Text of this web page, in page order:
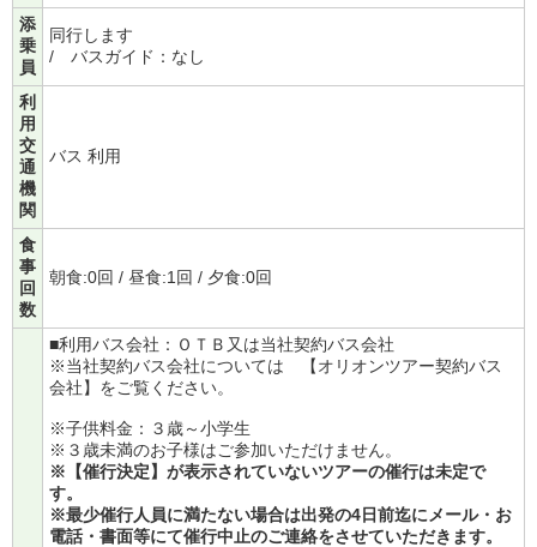
添
乗
員
同行します
/ バスガイド：なし
利
用
交
通
機
関
バス 利用
食
事
回
数
朝食:0回 / 昼食:1回 / 夕食:0回
■利用バス会社：ＯＴＢ又は当社契約バス会社
※当社契約バス会社については
【オリオンツアー契約バス
会社】 をご覧ください。
※子供料金：３歳～小学生
※３歳未満のお子様はご参加いただけません。
※【催行決定】が表示されていないツアーの催行は未定で
す。
※最少催行人員に満たない場合は出発の4日前迄にメール・お
電話・書面等にて催行中止のご連絡をさせていただきます。